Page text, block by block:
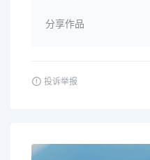
分享作品
投诉举报